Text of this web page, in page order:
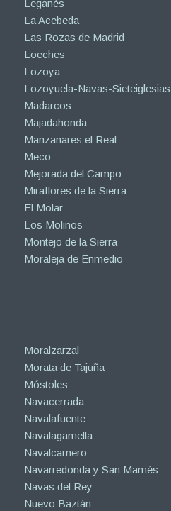
Leganés
La Acebeda
Las Rozas de Madrid
Loeches
Lozoya
Lozoyuela-Navas-Sieteiglesias
Madarcos
Majadahonda
Manzanares el Real
Meco
Mejorada del Campo
Miraflores de la Sierra
El Molar
Los Molinos
Montejo de la Sierra
Moraleja de Enmedio
Moralzarzal
Morata de Tajuña
Móstoles
Navacerrada
Navalafuente
Navalagamella
Navalcarnero
Navarredonda y San Mamés
Navas del Rey
Nuevo Baztán